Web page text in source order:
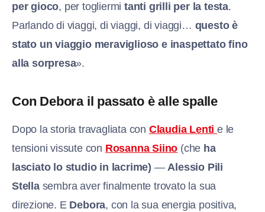
per gioco, per togliermitanti grilli per la testa.
Parlando di viaggi, di viaggi, di viaggi… questo è
stato un viaggio meraviglioso e inaspettato fino
alla sorpresa».
Con Debora il passato è alle spalle
Dopo la storia travagliata con Claudia Lentie le
tensioni vissute con Rosanna Siino (che ha
lasciato lo studio in lacrime) —Alessio Pili
Stellasembra aver finalmente trovato la sua
direzione. E Debora, con la sua energia positiva,